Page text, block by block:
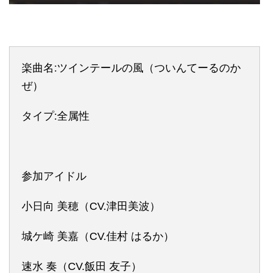
楽曲名:ツインテールの風（ついんてーるのか
ぜ）
タイプ:全属性
参加アイドル
小日向 美穂（CV.津田美波）
城ケ崎 美嘉（CV.佳村 はるか）
速水 奏（CV.飯田 友子）